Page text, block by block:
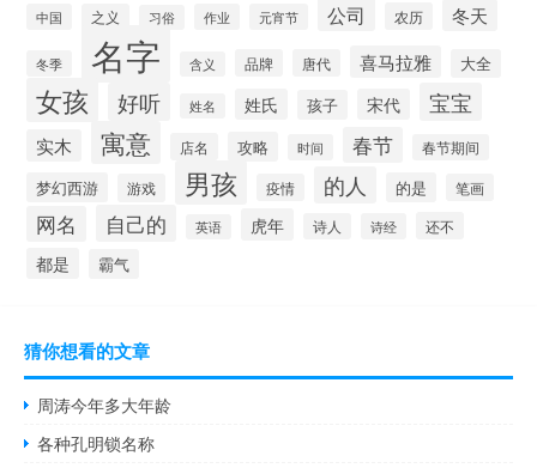
中国 之义 习俗 作业 元宵节 公司 农历 冬天
冬季 名字 含义 品牌 唐代 喜马拉雅 大全
女孩 好听 姓名 姓氏 孩子 宋代 宝宝
实木 寓意 店名 攻略 时间 春节 春节期间
梦幻西游 游戏 男孩 疫情 的人 的是 笔画
网名 自己的 英语 虎年 诗人 诗经 还不
都是 霸气
猜你想看的文章
周涛今年多大年龄
各种孔明锁名称